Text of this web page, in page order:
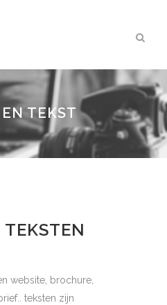
TEKST
TEKSTEN
website, brochure,
teksten zijn